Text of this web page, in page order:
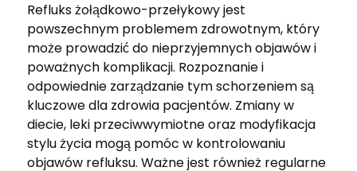
Refluks żołądkowo-przełykowy jest
powszechnym problemem zdrowotnym, który
może prowadzić do nieprzyjemnych objawów i
poważnych komplikacji. Rozpoznanie i
odpowiednie zarządzanie tym schorzeniem są
kluczowe dla zdrowia pacjentów. Zmiany w
diecie, leki przeciwwymiotne oraz modyfikacja
stylu życia mogą pomóc w kontrolowaniu
objawów refluksu. Ważne jest również regularne